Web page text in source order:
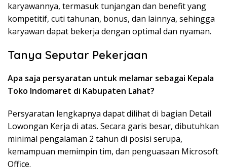
karyawannya, termasuk tunjangan dan benefit yang
kompetitif, cuti tahunan, bonus, dan lainnya, sehingga
karyawan dapat bekerja dengan optimal dan nyaman.
Tanya Seputar Pekerjaan
Apa saja persyaratan untuk melamar sebagai Kepala
Toko Indomaret di Kabupaten Lahat?
Persyaratan lengkapnya dapat dilihat di bagian Detail
Lowongan Kerja di atas. Secara garis besar, dibutuhkan
minimal pengalaman 2 tahun di posisi serupa,
kemampuan memimpin tim, dan penguasaan Microsoft
Office.